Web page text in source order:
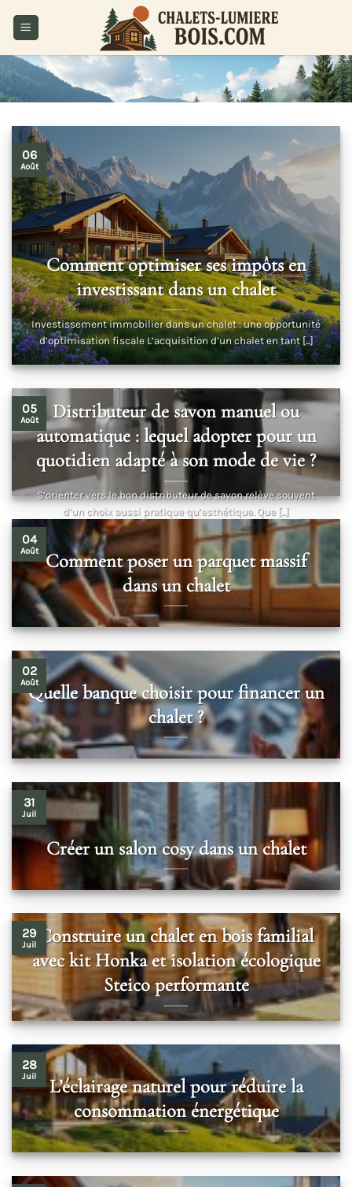
Comment optimiser ses impôts en
investissant dans un chalet
Investissement immobilier dans un chalet : une opportunité
d’optimisation fiscale L’acquisition d’un chalet en tant [...]
06
Août
Distributeur de savon manuel ou
automatique : lequel adopter pour un
quotidien adapté à son mode de vie ?
S’orienter vers le bon distributeur de savon relève souvent
d’un choix aussi pratique qu’esthétique. Que [...]
05
Août
Comment poser un parquet massif
dans un chalet
04
Août
Quelle banque choisir pour financer un
chalet ?
02
Août
Créer un salon cosy dans un chalet
31
Juil
Construire un chalet en bois familial
avec kit Honka et isolation écologique
Steico performante
29
Juil
L’éclairage naturel pour réduire la
consommation énergétique
28
Juil